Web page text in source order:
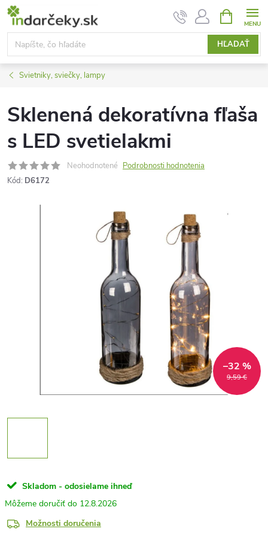
Prejsť
obsah
HĽADAŤ
KOŠÍK
Svietniky, sviečky, lampy
Sklenená dekoratívna fľaša
s LED svetielakmi
Neohodnotené Podrobnosti hodnotenia
Kód: D6172
9,59 €
–32 %
Skladom - odosielame ihneď
12.8.2026
Možnosti doručenia